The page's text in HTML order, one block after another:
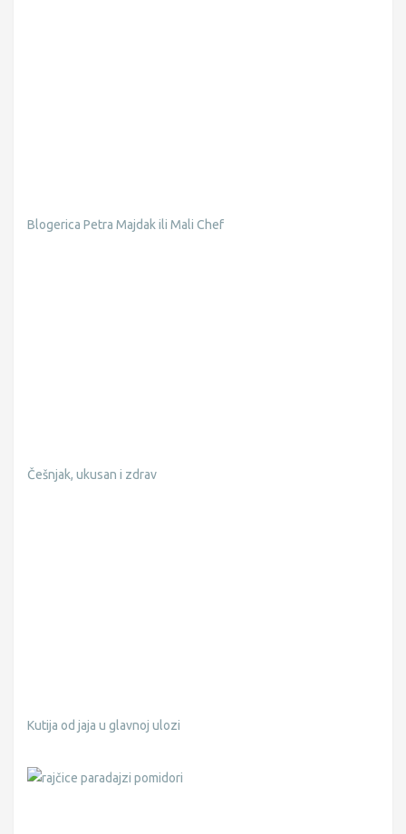
Blogerica Petra Majdak ili Mali Chef
Češnjak, ukusan i zdrav
Kutija od jaja u glavnoj ulozi